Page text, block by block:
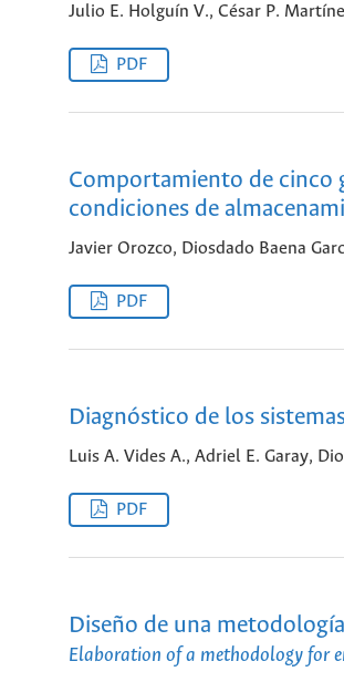
Julio E. Holguín V., César P.
PDF
Comportamiento de cinco
condiciones de
Javier Orozco, Diosdado Baena
PDF
Diagnóstico de los
Luis A. Vides A., Adriel E. Garay,
PDF
Diseño de una
Elaboration of a methodology for